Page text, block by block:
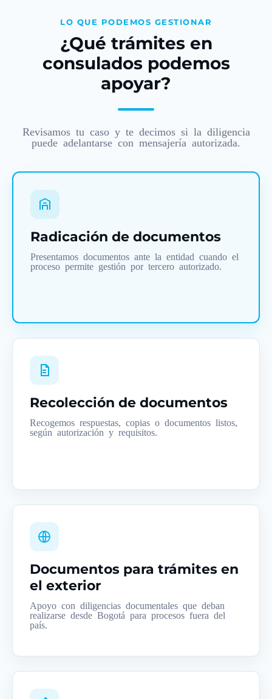
LO QUE PODEMOS GESTIONAR
¿Qué trámites en
consulados podemos
apoyar?
Revisamos tu caso y te decimos si la diligencia
puede adelantarse con mensajería autorizada.
Radicación de documentos
Presentamos documentos ante la entidad cuando el
proceso permite gestión por tercero autorizado.
Recolección de documentos
Recogemos respuestas, copias o documentos listos,
según autorización y requisitos.
Documentos para trámites en
el exterior
Apoyo con diligencias documentales que deban
realizarse desde Bogotá para procesos fuera del
país.